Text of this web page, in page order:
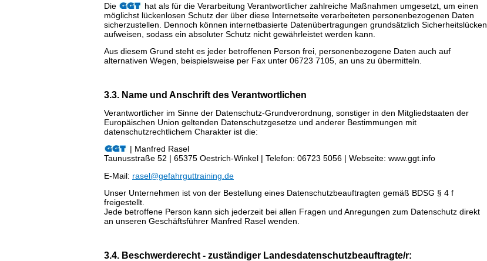
Die
hat als für die Verarbeitung Verantwortlicher zahlreiche Maßnahmen umgesetzt, um einen
möglichst lückenlosen Schutz der über diese Internetseite verarbeiteten personenbezogenen Daten
sicherzustellen. Dennoch können internetbasierte Datenübertragungen grundsätzlich Sicherheitslücken
aufweisen, sodass ein absoluter Schutz nicht gewährleistet werden kann.
Aus diesem Grund steht es jeder betroffenen Person frei, personenbezogene Daten auch auf
alternativen Wegen, beispielsweise per Fax unter 06723 7105, an uns zu übermitteln.
3.3. Name und Anschrift des Verantwortlichen
Verantwortlicher im Sinne der Datenschutz-Grundverordnung, sonstiger in den Mitgliedstaaten der
Europäischen Union geltenden Datenschutzgesetze und anderer Bestimmungen mit
datenschutzrechtlichem Charakter ist die:
| Manfred Rasel
Taunusstraße 52 | 65375 Oestrich-Winkel | Telefon: 06723 5056 | Webseite: www.ggt.info
E-Mail: rasel@gefahrguttraining.de
Unser Unternehmen ist von der Bestellung eines Datenschutzbeauftragten gemäß BDSG § 4 f
freigestellt.
Jede betroffene Person kann sich jederzeit bei allen Fragen und Anregungen zum Datenschutz direkt
an unseren Geschäftsführer Manfred Rasel wenden.
3.4. Beschwerderecht - zuständiger Landesdatenschutzbeauftragte/r: